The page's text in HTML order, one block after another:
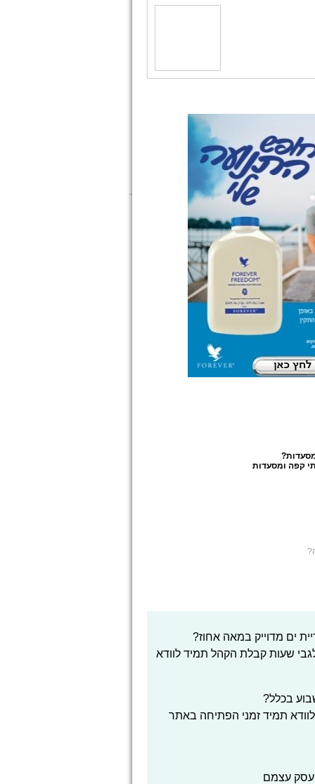
?
קפה ומסעדות
ים מדוייק במאה אחוז?
לגבי שעות קבלת הקהל תמיד לוודא
בכלל?
תמיד זמני הפתיחה באתר
עצמם